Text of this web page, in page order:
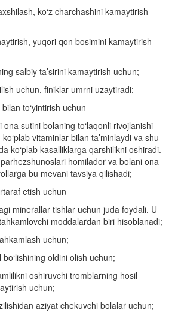
ko‘z charchashini kamaytirish
yuqori qon bosimini kamaytirish
salbiy ta’sirini kamaytirish uchun;
uchun, finiklar umrni uzaytiradi;
to‘yintirish uchun
ona sutini bolaning to‘laqonli rivojlanishi
vitaminlar bilan ta’minlaydi va shu
ko‘plab kasalliklarga qarshilikni oshiradi.
homilador va bolani ona
bu mevani tavsiya qilishadi;
etish uchun
minerallar tishlar uchun juda foydali. U
moddalardan biri hisoblanadi;
uchun;
oldini olish uchun;
oshiruvchi tromblarning hosil
uchun;
aziyat chekuvchi bolalar uchun;